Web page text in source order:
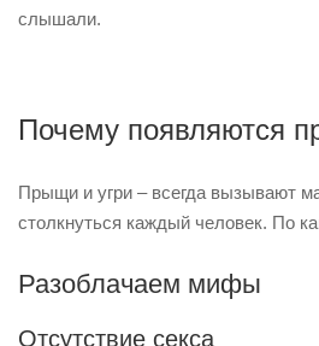
слышали.
Почему появляются
Прыщи и угри – всегда вызывают
столкнуться каждый человек. По
Разоблачаем мифы
Отсутствие секса